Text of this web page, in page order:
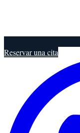
Reservar una cita